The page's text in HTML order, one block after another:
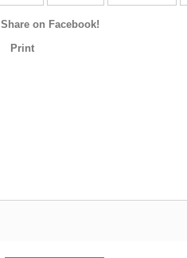
Share on Facebook!
Print